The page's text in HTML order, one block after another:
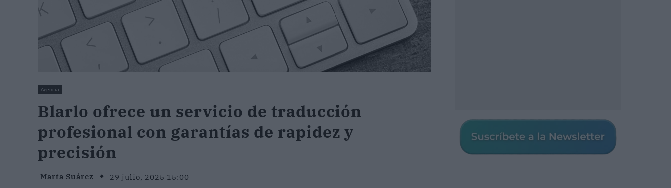
Agencia
Blarlo ofrece un servicio de traducción
profesional con garantías de rapidez y
precisión
Marta Suárez 29 julio, 2025 15:00